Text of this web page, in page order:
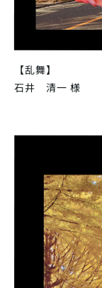
【乱舞】
石井 清一 様